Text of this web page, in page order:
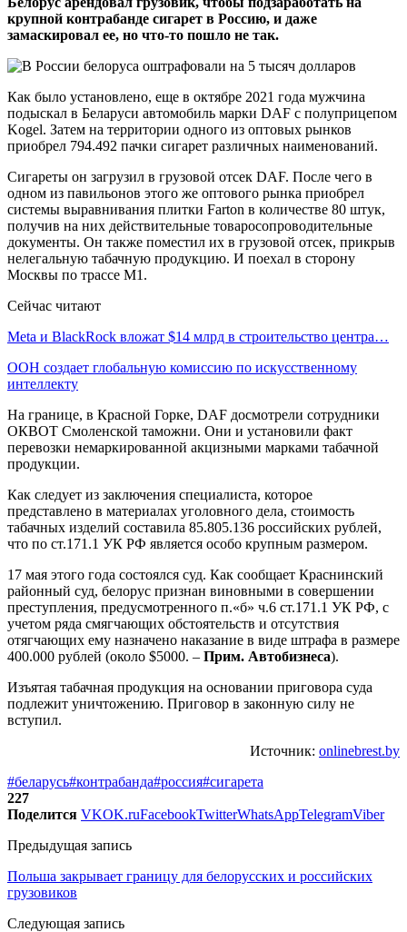
крупной контрабанде сигарет в Россию, и даже
замаскировал ее, но что-то пошло не так.
Как было установлено, еще в октябре 2021 года мужчина
подыскал в Беларуси автомобиль марки DAF с полуприцепом
Kogel. Затем на территории одного из оптовых рынков
приобрел 794.492 пачки сигарет различных наименований.
Сигареты он загрузил в грузовой отсек DAF. После чего в
одном из павильонов этого же оптового рынка приобрел
системы выравнивания плитки Farton в количестве 80 штук,
получив на них действительные товаросопроводительные
документы. Он также поместил их в грузовой отсек, прикрыв
нелегальную табачную продукцию. И поехал в сторону
Москвы по трассе М1.
Сейчас читают
Meta и BlackRock вложат $14 млрд в строительство центра…
ООН создает глобальную комиссию по искусственному
интеллекту
На границе, в Красной Горке, DAF досмотрели сотрудники
ОКВОТ Смоленской таможни. Они и установили факт
перевозки немаркированной акцизными марками табачной
продукции.
Как следует из заключения специалиста, которое
представлено в материалах уголовного дела, стоимость
табачных изделий составила 85.805.136 российских рублей,
что по ст.171.1 УК РФ является особо крупным размером.
17 мая этого года состоялся суд. Как сообщает Краснинский
районный суд, белорус признан виновными в совершении
преступления, предусмотренного п.«б» ч.6 ст.171.1 УК РФ, с
учетом ряда смягчающих обстоятельств и отсутствия
отягчающих ему назначено наказание в виде штрафа в размере
400.000 рублей (около $5000. – Прим. Автобизнеса).
Изъятая табачная продукция на основании приговора суда
подлежит уничтожению. Приговор в законную силу не
вступил.
Источник: onlinebrest.by
#беларусь#контрабанда#россия#сигарета
227
Поделится VKOK.ruFacebookTwitterWhatsAppTelegramViber
Предыдущая запись
Польша закрывает границу для белорусских и российских
грузовиков
Следующая запись